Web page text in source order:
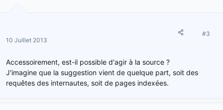
10 Juillet 2013
#3
Accessoirement, est-il possible d'agir à la source ?
J'imagine que la suggestion vient de quelque part, soit des
requêtes des internautes, soit de pages indexées.